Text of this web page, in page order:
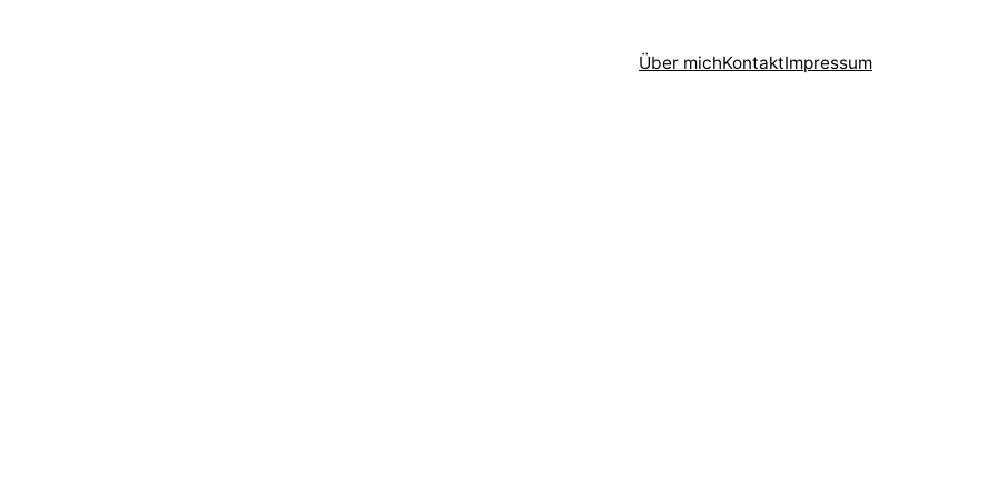
Über michKontaktImpressum